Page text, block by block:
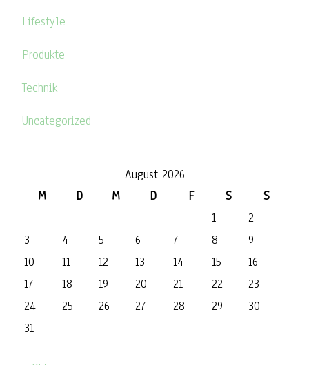
Lifestyle
Produkte
Technik
Uncategorized
August 2026
M
D M D F S
S
1
2
3
4 5 6 7 8
9
10
11 12 13 14 15
16
17
18 19 20 21 22
23
24
25 26 27 28 29
30
31